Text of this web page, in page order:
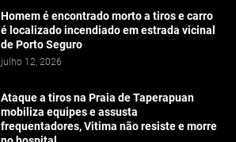
Homem é encontrado morto a tiros e carro
é localizado incendiado em estrada vicinal
de Porto Seguro
julho 12, 2026
Ataque a tiros na Praia de Taperapuan
mobiliza equipes e assusta
frequentadores, Vitima não resiste e morre